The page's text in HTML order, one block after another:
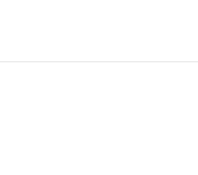
CD）的自动化
手
value using